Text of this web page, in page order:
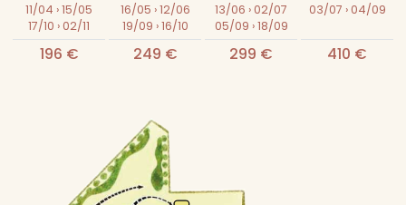
11/04 › 15/05
17/10 › 02/11
16/05 › 12/06
19/09 › 16/10
13/06 › 02/07
05/09 › 18/09
03/07 › 04/09
196 € 249 € 299 € 410 €